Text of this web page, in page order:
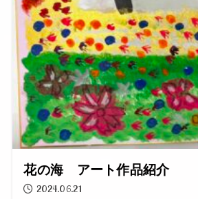
花の海 アート作品紹介
2024.06.21